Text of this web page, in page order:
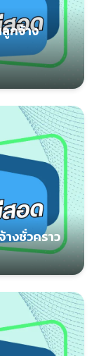
กจ้าง
งชั่วคราว